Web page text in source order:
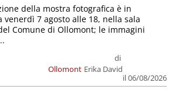
Ollomont
di
Erika David
il 06/08/2026
della mostra fotografica è in
venerdì 7 agosto alle 18, nella sala
Comune di Ollomont; le immagini